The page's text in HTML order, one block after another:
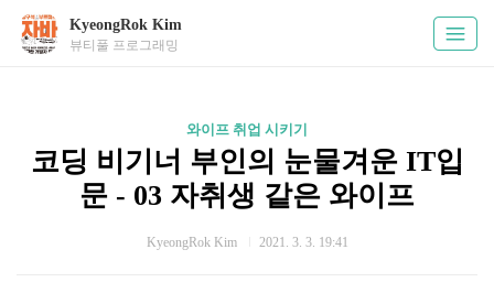
KyeongRok Kim
뷰티풀 프로그래밍
와이프 취업 시키기
코딩 비기너 부인의 눈물겨운 IT입
문 - 03 자취생 같은 와이프
KyeongRok Kim 2021. 3. 3. 19:41